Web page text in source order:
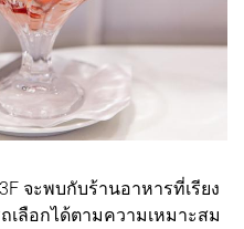
จะพบกับร้านอาหารที่เรียง
เลือกได้ตามความเหมาะสม